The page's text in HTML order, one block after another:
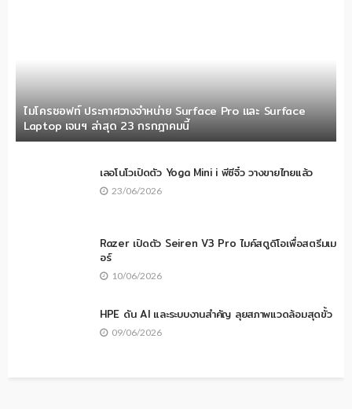
ไมโครซอฟท์ ประกาศวางจำหน่าย Surface Pro และ Surface
Laptop เจนฯ ล่าสุด 23 กรกฎาคมนี้
เลอโนโวเปิดตัว Yoga Mini i พีซีจิ๋ว วางขายไทยแล้ว
23/06/2026
Razer เปิดตัว Seiren V3 Pro ไมค์สตูดิโอเพื่อสตรีมเม
อร์
10/06/2026
HPE ดัน AI และระบบงานสำคัญ ลุยสภาพแวดล้อมสุดขั้ว
09/06/2026